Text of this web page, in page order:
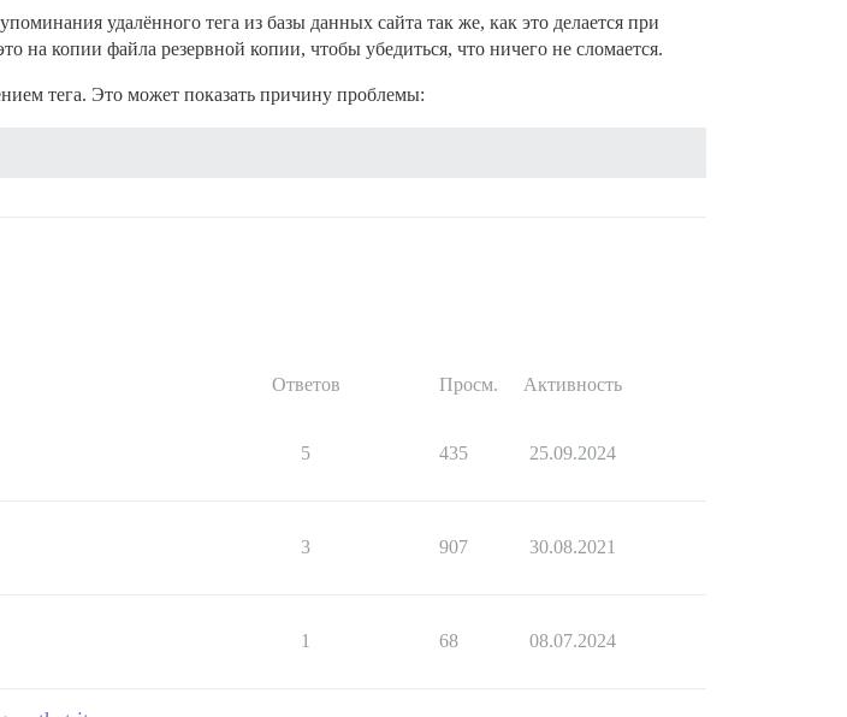
удалённого тега из базы данных сайта так же, как это делается при
на копии файла резервной копии, чтобы убедиться, что ничего не сломается.
тега. Это может показать причину проблемы:
Ответов Просм. Активность
5 435 25.09.2024
3 907 30.08.2021
1 68 08.07.2024